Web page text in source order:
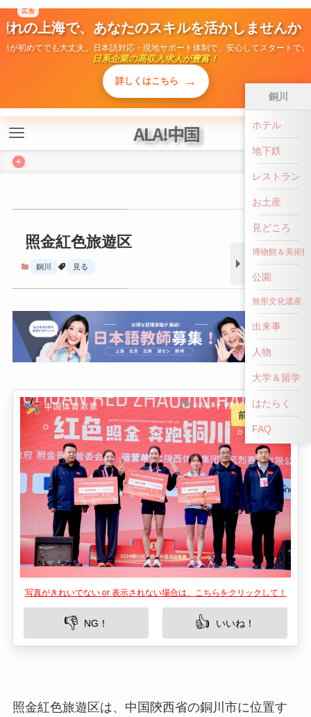
れの上海で、あなたのスキルを活かしませんか
日系企業の高収入求人が豊富！
詳しくはこちら
ALA!中国
+
照金紅色旅遊区
銅川 見る
前へ戻る
写真がきれいでない or 表示されない場合は、こちらをクリックして！
👎 NG！ 👍 いいね！
照金紅色旅遊区は、中国陝西省の銅川市に位置す
る歴史ある観光スポットです。このエリアは、特
に中国の紅色観光スポットとして知られ、中国の
別な体験を提供します。
銅川
ホテル
地下鉄
レストラン
お土産
見どころ
博物館＆美術館
公園
無形文化遺産
出来事
人物
大学＆留学
はたらく
FAQ